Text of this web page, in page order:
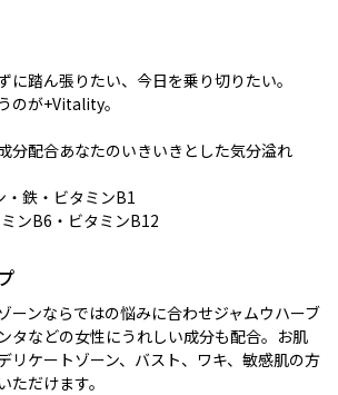
に踏ん張りたい、今日を乗り切りたい。
のが+Vitality。
分配合あなたのいきいきとした気分溢れ
・鉄・ビタミンB1
ンB6・ビタミンB12
ーンならではの悩みに合わせジャムウハーブ
タなどの女性にうれしい成分も配合。お肌
リケートゾーン、バスト、ワキ、敏感肌の方
ただけます。